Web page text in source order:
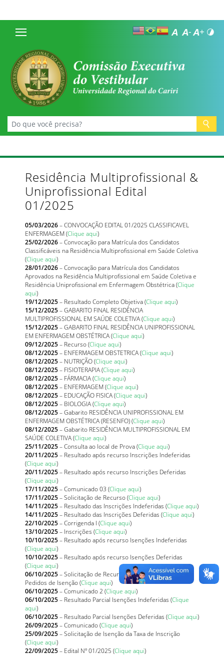
Residência Multiprofissional &
Uniprofissional Edital
01/2025
05/03/2026– CONVOCAÇÃO EDITAL 01/2025 CLASSIFICAVEL
ENFERMAGEM (Clique aqui)
25/02/2026– Convocação para Matrícula dos Candidatos
Classificáveis na Residência Multiprofissional em Saúde Coletiva
(Clique aqui)
28/01/2026– Convocação para Matrícula dos Candidatos
Aprovados na Residência Multiprofissional em Saúde Coletiva e
Residência Uniprofissional em Enfermagem Obstétrica (Clique
aqui)
19/12/2025– Resultado Completo Objetiva (Clique aqui)
15/12/2025– GABARITO FINAL RESIDÊNCIA
MULTIPROFISSIONAL EM SAÚDE COLETIVA (Clique aqui)
15/12/2025– GABARITO FINAL RESIDÊNCIA UNIPROFISSIONAL
EM ENFERMAGEM OBSTÉTRICA (Clique aqui)
09/12/2025– Recurso (Clique aqui)
08/12/2025– ENFERMAGEM OBSTETRICA (Clique aqui)
08/12/2025– NUTRIÇÃO (Clique aqui)
08/12/2025– FISIOTERAPIA (Clique aqui)
08/12/2025– FÁRMACIA (Clique aqui)
08/12/2025– ENFERMAGEM (Clique aqui)
08/12/2025– EDUCAÇÃO FISICA (Clique aqui)
08/12/2025– BIOLOGIA (Clique aqui)
08/12/2025– Gabarito RESIDÊNCIA UNIPROFISSIONAL EM
ENFERMAGEM OBSTÉTRICA (RESENFO) (Clique aqui)
08/12/2025– Gabarito RESIDÊNCIA MULTIPROFISSIONAL EM
SAÚDE COLETIVA (Clique aqui)
25/11/2025– Consulta ao local de Prova (Clique aqui)
20/11/2025– Resultado após recurso Inscrições Indeferidas
(Clique aqui)
20/11/2025– Resultado após recurso Inscrições Deferidas
(Clique aqui)
17/11/2025– Comunicado 03 (Clique aqui)
17/11/2025– Solicitação de Recurso (Clique aqui)
14/11/2025– Resultado das Inscrições Indeferidas (Clique aqui)
14/11/2025– Resultado das Inscrições Deferidas (Clique aqui)
22/10/2025– Corrigenda I (Clique aqui)
13/10/2025– Inscrições (Clique aqui)
10/10/2025– Resultado após recurso Isenções Indeferidas
(Clique aqui)
10/10/2025– Resultado após recurso Isenções Deferidas
(Clique aqui)
06/10/2025– Solicitação de Recurso ao Indeferimento dos
Pedidos de Isenção (Clique aqui)
06/10/2025– Comunicado 2 (Clique aqui)
06/10/2025– Resultado Parcial Isenções Indeferidas (Clique
aqui)
06/10/2025– Resultado Parcial Isenções Deferidas (Clique aqui)
26/09/2025– Comunicado (Clique aqui)
25/09/2025– Solicitação de Isenção da Taxa de Inscrição
(Clique aqui)
22/09/2025– Edital Nº 01/2025 (Clique aqui)